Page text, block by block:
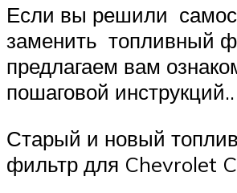
Если вы решили
заменить топливный
предлагаем вам
пошаговой инструкций..
Старый и новый
фильтр для Chevrolet